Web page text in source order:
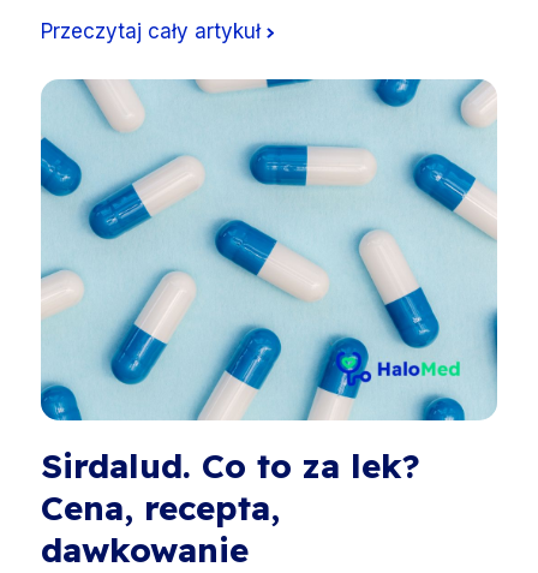
Przeczytaj cały artykuł
Sirdalud. Co to za lek?
Cena, recepta,
dawkowanie